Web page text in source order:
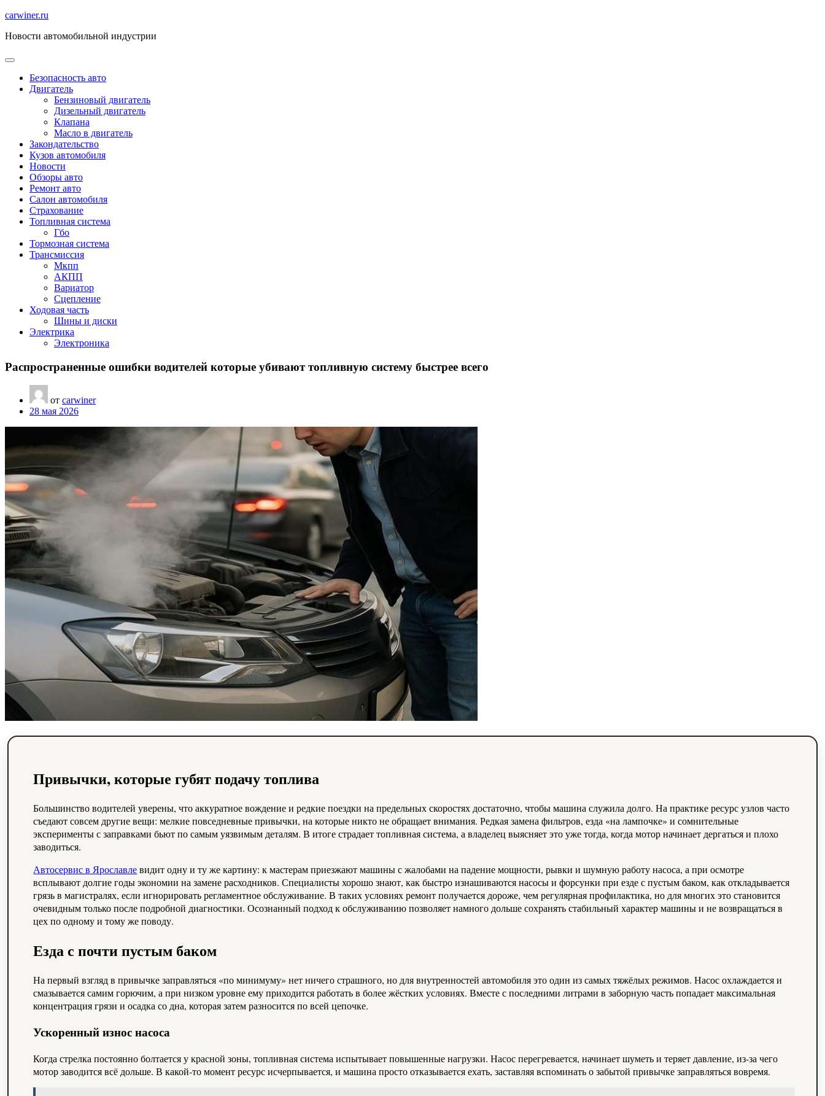
Перейти
содержимому
carwiner.ru
Новости автомобильной индустрии
Безопасность авто
Двигатель
Бензиновый двигатель
Дизельный двигатель
Клапана
Масло в двигатель
Закондательство
Кузов автомобиля
Новости
Обзоры авто
Ремонт авто
Салон автомобиля
Страхование
Топливная система
Гбо
Тормозная система
Трансмиссия
Мкпп
АКПП
Вариатор
Сцепление
Ходовая часть
Шины и диски
Электрика
Электроника
Распространенные ошибки водителей которые убивают топливную систему быстрее всего
от carwiner
28 мая 2026
Привычки, которые губят подачу топлива
Большинство водителей уверены, что аккуратное вождение и редкие поездки на предельных скоростях достаточно, чтобы машина служила долго. На практике ресурс узлов часто
съедают совсем другие вещи: мелкие повседневные привычки, на которые никто не обращает внимания. Редкая замена фильтров, езда «на лампочке» и сомнительные
эксперименты с заправками бьют по самым уязвимым деталям. В итоге страдает топливная система, а владелец выясняет это уже тогда, когда мотор начинает дергаться и плохо
заводиться.
Автосервис в Ярославлевидит одну и ту же картину: к мастерам приезжают машины с жалобами на падение мощности, рывки и шумную работу насоса, а при осмотре
всплывают долгие годы экономии на замене расходников. Специалисты хорошо знают, как быстро изнашиваются насосы и форсунки при езде с пустым баком, как откладывается
грязь в магистралях, если игнорировать регламентное обслуживание. В таких условиях ремонт получается дороже, чем регулярная профилактика, но для многих это становится
очевидным только после подробной диагностики. Осознанный подход к обслуживанию позволяет намного дольше сохранять стабильный характер машины и не возвращаться в
цех по одному и тому же поводу.
Езда с почти пустым баком
На первый взгляд в привычке заправляться «по минимуму» нет ничего страшного, но для внутренностей автомобиля это один из самых тяжёлых режимов. Насос охлаждается и
смазывается самим горючим, а при низком уровне ему приходится работать в более жёстких условиях. Вместе с последними литрами в заборную часть попадает максимальная
концентрация грязи и осадка со дна, которая затем разносится по всей цепочке.
Ускоренный износ насоса
Когда стрелка постоянно болтается у красной зоны, топливная система испытывает повышенные нагрузки. Насос перегревается, начинает шуметь и теряет давление, из-за чего
мотор заводится всё дольше. В какой‑то момент ресурс исчерпывается, и машина просто отказывается ехать, заставляя вспоминать о забытой привычке заправляться вовремя.